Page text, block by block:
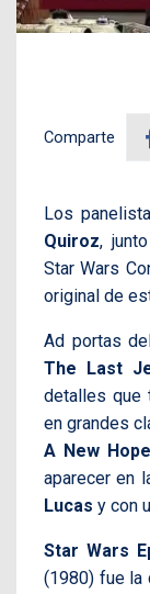
Comparte
Los
Quiroz,
Star Wars
original de
Ad portas
The Last
detalles que
en grandes
A New Hope
aparecer en
Lucas y con
Star Wars
(1980) fue la